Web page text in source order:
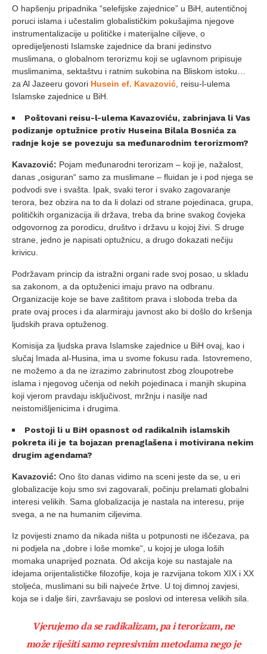
O hapšenju pripadnika “selefijske zajednice” u BiH, autentičnoj
poruci islama i učestalim globalističkim pokušajima njegove
instrumentalizacije u političke i materijalne ciljeve, o
opredijeljenosti Islamske zajednice da brani jedinstvo
muslimana, o globalnom terorizmu koji se uglavnom pripisuje
muslimanima, sektaštvu i ratnim sukobina na Bliskom istoku…
za Al Jazeeru govori Husein ef. Kavazović , reisu-l-ulema
Islamske zajednice u BiH.
Poštovani reisu-l-ulema Kavazoviću, zabrinjava li Vas
podizanje optužnice protiv Huseina Bilala Bosnića za
radnje koje se povezuju sa međunarodnim terorizmom?
Kavazović: Pojam međunarodni terorizam – koji je, nažalost,
danas „osiguran“ samo za muslimane – fluidan je i pod njega se
podvodi sve i svašta. Ipak, svaki teror i svako zagovaranje
terora, bez obzira na to da li dolazi od strane pojedinaca, grupa,
političkih organizacija ili država, treba da brine svakog čovjeka
odgovornog za porodicu, društvo i državu u kojoj živi. S druge
strane, jedno je napisati optužnicu, a drugo dokazati nečiju
krivicu.
Podržavam princip da istražni organi rade svoj posao, u skladu
sa zakonom, a da optuženici imaju pravo na odbranu.
Organizacije koje se bave zaštitom prava i sloboda treba da
prate ovaj proces i da alarmiraju javnost ako bi došlo do kršenja
ljudskih prava optuženog.
Komisija za ljudska prava Islamske zajednice u BiH ovaj, kao i
slučaj Imada al-Husina, ima u svome fokusu rada. Istovremeno,
ne možemo a da ne izrazimo zabrinutost zbog zloupotrebe
islama i njegovog učenja od nekih pojedinaca i manjih skupina
koji vjerom pravdaju isključivost, mržnju i nasilje nad
neistomišljenicima i drugima.
Postoji li u BiH opasnost od radikalnih islamskih
pokreta ili je ta bojazan prenaglašena i motivirana nekim
drugim agendama?
Kavazović: Ono što danas vidimo na sceni jeste da se, u eri
globalizacije koju smo svi zagovarali, počinju prelamati globalni
interesi velikih. Sama globalizacija je nastala na interesu, prije
svega, a ne na humanim ciljevima.
Iz povijesti znamo da nikada ništa u potpunosti ne iščezava, pa
ni podjela na „dobre i loše momke“, u kojoj je uloga loših
momaka unaprijed poznata. Od akcija koje su nastajale na
idejama orijentalističke filozofije, koja je razvijana tokom XIX i XX
stoljeća, muslimani su bili najveće žrtve. U toj dimnoj zavjesi,
koja se i dalje širi, završavaju se poslovi od interesa velikih sila.
Vjerujemo da se radikalizam, pa i terorizam, ne
može riješiti samo represivnim metodama nego je